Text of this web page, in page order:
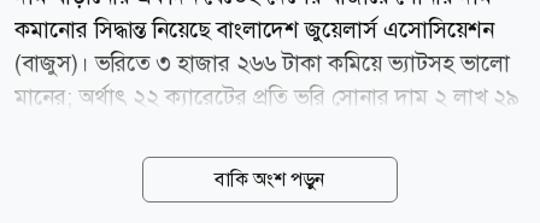
কমানোর সিদ্ধান্ত নিয়েছে বাংলাদেশ জুয়েলার্স এসোসিয়েশন
(বাজুস)। ভরিতে ৩ হাজার ২৬৬ টাকা কমিয়ে ভ্যাটসহ ভালো
মানের; অর্থাৎ ২২ ক্যারেটের প্রতি ভরি সোনার দাম ২ লাখ ২৯
(৭ আগস্ট) সকালে এক বিজ্ঞপ্তিতে এ তথ্য জানিয়েছে বাজুস।
আজ শনিবার (৮ আগস্ট) এ দামেই বিক্রি হবে স্বর্ণ। বাজুস
বাকি অংশ পড়ুন